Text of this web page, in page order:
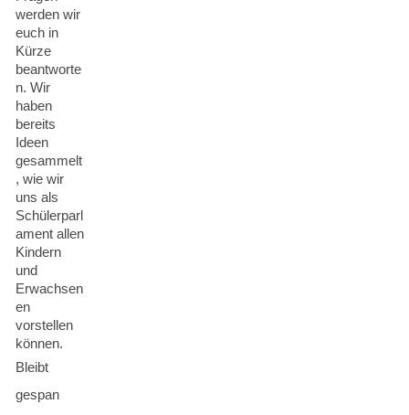
werden wir
euch in
Kürze
beantworte
n. Wir
haben
bereits
Ideen
gesammelt
, wie wir
uns als
Schülerparl
ament allen
Kindern
und
Erwachsen
en
vorstellen
können.
Bleibt
gespan